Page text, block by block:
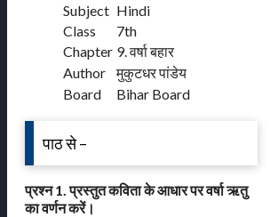
Subject Hindi
Class
7th
Chapter 9. वर्षा बहार
Author
मुकुटधर पांडेय
Board
Bihar Board
पाठ से –
प्रश्न 1. प्रस्तुत कविता के आधार पर वर्षा ऋतु
का वर्णन करें।